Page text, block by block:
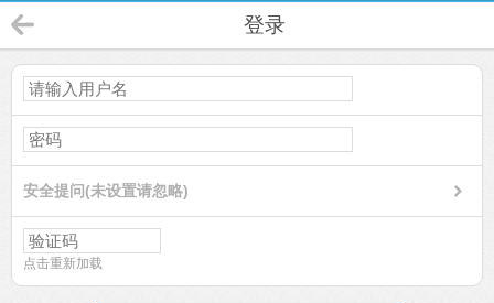
登录
安全提问(未设置请忽略)
点击重新加载